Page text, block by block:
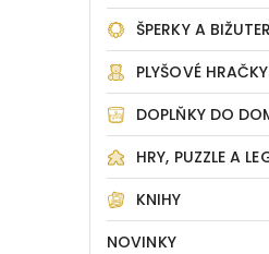
ŠPERKY A
PLYŠOVÉ HRAČKY
DOPLŇKY DO
HRY, PUZZLE A
KNIHY
NOVINKY